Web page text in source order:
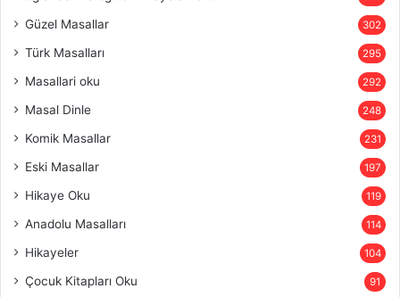
Güzel Masallar 302
Türk Masalları 295
Masallari oku 292
Masal Dinle 248
Komik Masallar 231
Eski Masallar 197
Hikaye Oku 119
Anadolu Masalları 114
Hikayeler 104
Çocuk Kitapları Oku 91